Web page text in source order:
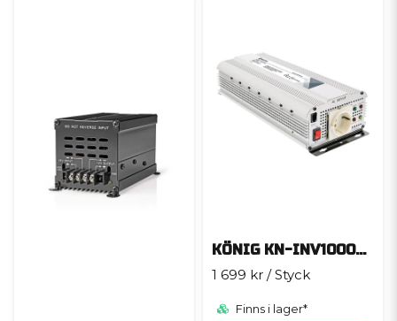
KÖNIG KN-INV1000W12
1 699 kr / Styck
Finns i lager*